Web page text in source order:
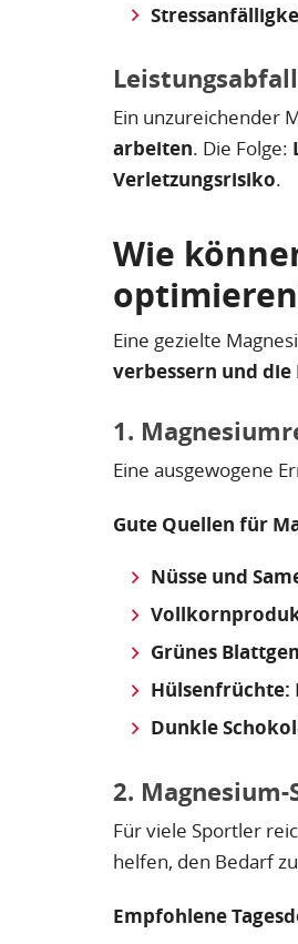
Ein unzureichender
arbeiten. Die Folge:
Verletzungsrisiko.
Wie
Eine gezielte
verbessern und
1.
Eine ausgewogene
Gute Quellen für
Nüsse und
Grünes
Hülsenfrüchte:
Dunkle
2.
Für viele Sportler
helfen, den Bedarf
Empfohlene